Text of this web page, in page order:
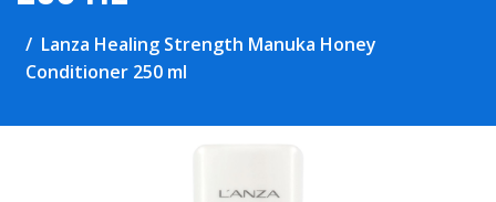
Lanza Healing Strength Manuka Honey
Conditioner 250 ml